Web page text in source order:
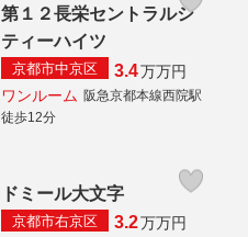
第１２長栄セントラルシ
ティーハイツ
京都市中京区 3.4万万円
ワンルーム 阪急京都本線西院駅
徒歩12分
ドミール大文字
京都市右京区 3.2万万円